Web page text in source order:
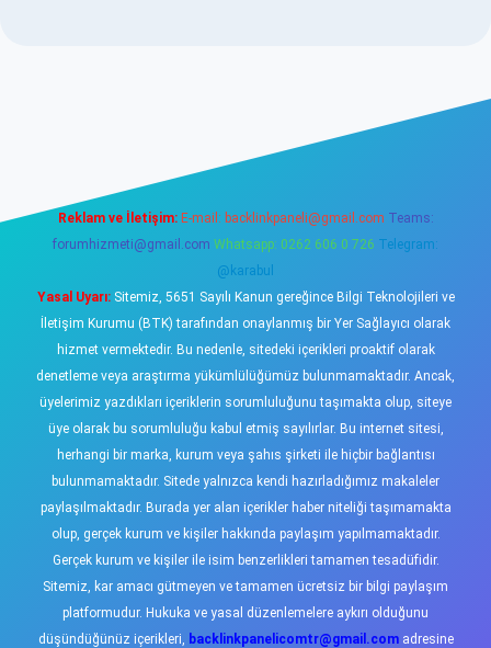
Reklam ve İletişim: E-mail: backlinkpaneli@gmail.com Teams:
forumhizmeti@gmail.com Whatsapp: 0262 606 0 726 Telegram:
@karabul
Yasal Uyarı:Sitemiz, 5651 Sayılı Kanun gereğince Bilgi Teknolojileri ve
İletişim Kurumu (BTK) tarafından onaylanmış bir Yer Sağlayıcı olarak
hizmet vermektedir. Bu nedenle, sitedeki içerikleri proaktif olarak
denetleme veya araştırma yükümlülüğümüz bulunmamaktadır. Ancak,
üyelerimiz yazdıkları içeriklerin sorumluluğunu taşımakta olup, siteye
üye olarak bu sorumluluğu kabul etmiş sayılırlar. Bu internet sitesi,
herhangi bir marka, kurum veya şahıs şirketi ile hiçbir bağlantısı
bulunmamaktadır. Sitede yalnızca kendi hazırladığımız makaleler
paylaşılmaktadır. Burada yer alan içerikler haber niteliği taşımamakta
olup, gerçek kurum ve kişiler hakkında paylaşım yapılmamaktadır.
Gerçek kurum ve kişiler ile isim benzerlikleri tamamen tesadüfidir.
Sitemiz, kar amacı gütmeyen ve tamamen ücretsiz bir bilgi paylaşım
platformudur. Hukuka ve yasal düzenlemelere aykırı olduğunu
düşündüğünüz içerikleri, backlinkpanelicomtr@gmail.comadresine